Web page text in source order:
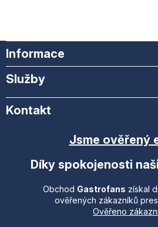
Informace
Služby
Kontakt
Jsme ověřený
Díky spokojenosti
Obchod Gastrofans získal
ověřených zákazníků
Ověřeno